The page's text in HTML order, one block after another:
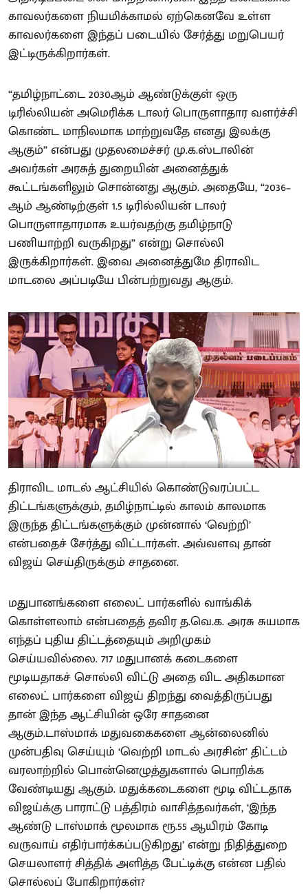
காவலர்களை நியமிக்காமல் ஏற்கெனவே உள்ள
காவலர்களை இந்தப் படையில் சேர்த்து மறுபெயர்
இட்டிருக்கிறார்கள்.
“தமிழ்நாட்டை 2030ஆம் ஆண்டுக்குள் ஒரு
டிரில்லியன் அமெரிக்க டாலர் பொருளாதார வளர்ச்சி
கொண்ட மாநிலமாக மாற்றுவதே எனது இலக்கு
ஆகும்” என்பது முதலமைச்சர் மு.க.ஸ்டாலின்
அவர்கள் அரசுத் துறையின் அனைத்துக்
கூட்டங்களிலும் சொன்னது ஆகும். அதையே, “2036–
ஆம் ஆண்டிற்குள் 1.5 டிரில்லியன் டாலர்
பொருளாதாரமாக உயர்வதற்கு தமிழ்நாடு
பணியாற்றி வருகிறது” என்று சொல்லி
இருக்கிறார்கள். இவை அனைத்துமே திராவிட
மாடலை அப்படியே பின்பற்றுவது ஆகும்.
திராவிட மாடல் ஆட்சியில் கொண்டுவரப்பட்ட
திட்டங்களுக்கும், தமிழ்நாட்டில் காலம் காலமாக
இருந்த திட்டங்களுக்கும் முன்னால் ‘வெற்றி’
என்பதைச் சேர்த்து விட்டார்கள். அவ்வளவு தான்
விஜய் செய்திருக்கும் சாதனை.
மதுபானங்களை எலைட் பார்களில் வாங்கிக்
கொள்ளலாம் என்பதைத் தவிர த.வெ.க. அரசு சுயமாக
எந்தப் புதிய திட்டத்தையும் அறிமுகம்
செய்யவில்லை. 717 மதுபானக் கடைகளை
மூடியதாகச் சொல்லி விட்டு அதை விட அதிகமான
எலைட் பார்களை விஜய் திறந்து வைத்திருப்பது
தான் இந்த ஆட்சியின் ஒரே சாதனை
ஆகும்.டாஸ்மாக் மதுவகைகளை ஆன்லைனில்
முன்பதிவு செய்யும் ‘வெற்றி மாடல் அரசின்’ திட்டம்
வரலாற்றில் பொன்னெழுத்துகளால் பொறிக்க
வேண்டியது ஆகும். மதுக்கடைகளை மூடி விட்டதாக
விஜய்க்கு பாராட்டு பத்திரம் வாசித்தவர்கள், ‘இந்த
ஆண்டு டாஸ்மாக் மூலமாக ரூ.55 ஆயிரம் கோடி
வருவாய் எதிர்பார்க்கப்படுகிறது’ என்று நிதித்துறை
செயலாளர் சித்திக் அளித்த பேட்டிக்கு என்ன பதில்
சொல்லப் போகிறார்கள்?